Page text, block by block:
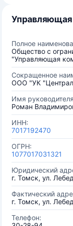
Полное
Общество с
"Управляющая
Сокращенное
ООО "УК
Имя
Роман
ИНН:
7017192470
ОГРН:
1077017031321
Юридический
г. Томск, ул.
Фактический
г. Томск, ул.
Телефон: